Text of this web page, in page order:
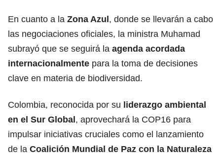
En cuanto a la Zona Azul, donde se llevarán a cabo
las negociaciones oficiales, la ministra Muhamad
subrayó que se seguirá la agenda acordada
internacionalmente para la toma de decisiones
clave en materia de biodiversidad.
Colombia, reconocida por su liderazgo ambiental
en el Sur Global, aprovechará la COP16 para
impulsar iniciativas cruciales como el lanzamiento
de la Coalición Mundial de Paz con la Naturaleza